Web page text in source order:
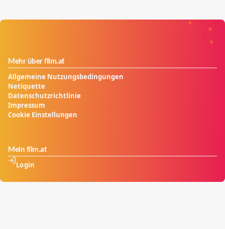
Mehr über film.at
Allgemeine Nutzungsbedingungen
Netiquette
Datenschutzrichtlinie
Impressum
Cookie Einstellungen
Mein film.at
Login